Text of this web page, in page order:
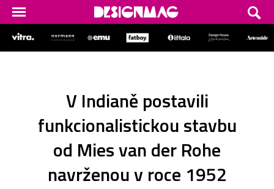
V Indianě postavili
funkcionalistickou stavbu
od Mies van der Rohe
navrženou v roce 1952